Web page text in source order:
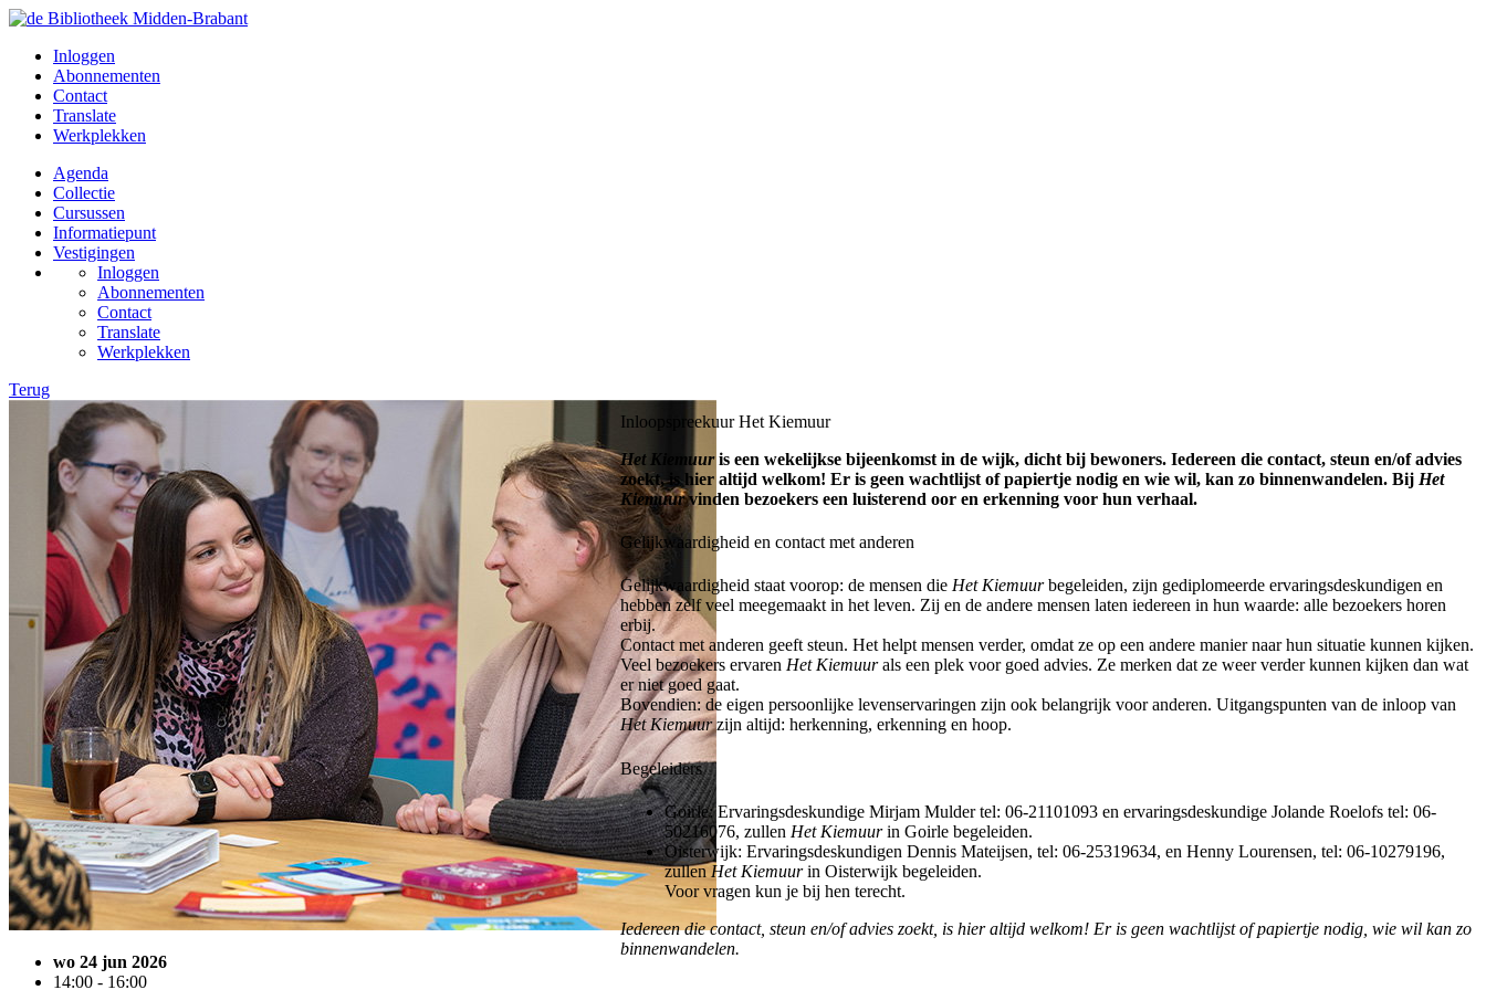
Inloggen
Abonnementen
Contact
Translate
Werkplekken
Agenda
Collectie
Cursussen
Informatiepunt
Vestigingen
Inloggen
Abonnementen
Contact
Translate
Werkplekken
Terug
wo 24 jun 2026
14:00 - 16:00
Inloopspreekuur Het Kiemuur
Het Kiemuuris een wekelijkse bijeenkomst in de wijk, dicht bij bewoners. Iedereen die contact, steun en/of advies
zoekt, is hier altijd welkom! Er is geen wachtlijst of papiertje nodig en wie wil, kan zo binnenwandelen. Bij Het
Kiemuurvinden bezoekers een luisterend oor en erkenning voor hun verhaal.
Gelijkwaardigheid en contact met anderen
Gelijkwaardigheid staat voorop: de mensen die Het Kiemuurbegeleiden, zijn gediplomeerde ervaringsdeskundigen en
hebben zelf veel meegemaakt in het leven. Zij en de andere mensen laten iedereen in hun waarde: alle bezoekers horen
erbij.
Contact met anderen geeft steun. Het helpt mensen verder, omdat ze op een andere manier naar hun situatie kunnen kijken.
Veel bezoekers ervaren Het Kiemuurals een plek voor goed advies. Ze merken dat ze weer verder kunnen kijken dan wat
er niet goed gaat.
Bovendien: de eigen persoonlijke levenservaringen zijn ook belangrijk voor anderen. Uitgangspunten van de inloop van
Het Kiemuurzijn altijd: herkenning, erkenning en hoop.
Begeleiders
Goirle: Ervaringsdeskundige Mirjam Mulder tel: 06-21101093 en ervaringsdeskundige Jolande Roelofs tel: 06-
50216076, zullen Het Kiemuurin Goirle begeleiden.
Oisterwijk: Ervaringsdeskundigen Dennis Mateijsen, tel: 06-25319634, en Henny Lourensen, tel: 06-10279196,
zullenHet Kiemuurin Oisterwijk begeleiden.
Voor vragen kun je bij hen terecht.
Iedereen die contact, steun en/of advies zoekt, is hier altijd welkom! Er is geen wachtlijst of papiertje nodig, wie wil kan zo
binnenwandelen.